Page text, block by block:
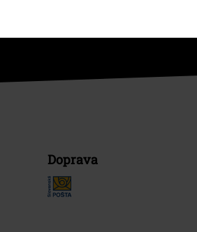
Doprava